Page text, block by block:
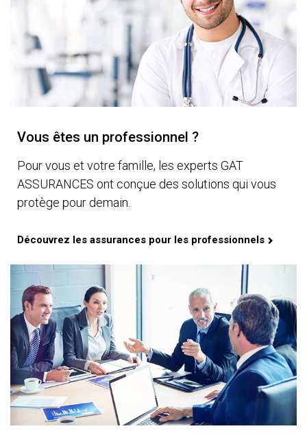
Vous êtes un professionnel ?
Pour vous et votre famille, les experts GAT
ASSURANCES ont conçue des solutions qui vous
protège pour demain.
Découvrez les assurances pour les professionnels